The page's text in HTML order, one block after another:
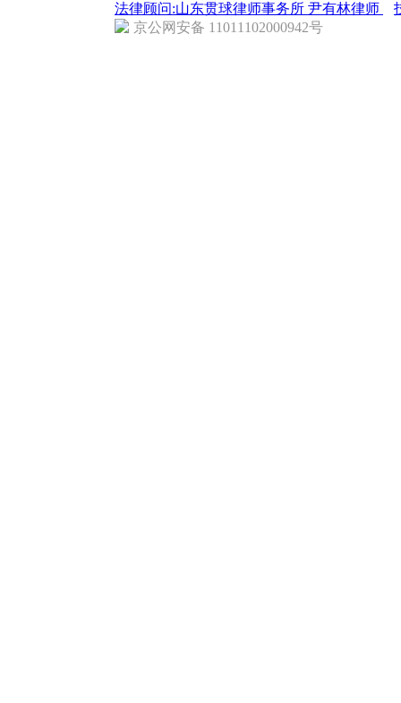
法律顾问:山东贯球律师事务所 尹有林律师
京公网安备 11011102000942号